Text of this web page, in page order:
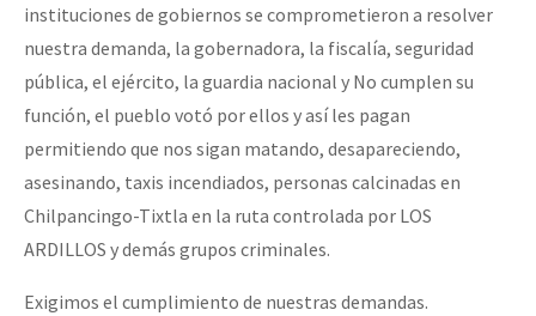
instituciones de gobiernos se comprometieron a resolver
nuestra demanda, la gobernadora, la fiscalía, seguridad
pública, el ejército, la guardia nacional y No cumplen su
función, el pueblo votó por ellos y así les pagan
permitiendo que nos sigan matando, desapareciendo,
asesinando, taxis incendiados, personas calcinadas en
Chilpancingo-Tixtla en la ruta controlada por LOS
ARDILLOS y demás grupos criminales.
Exigimos el cumplimiento de nuestras demandas.